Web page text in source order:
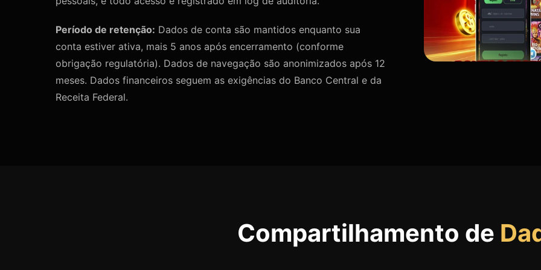
Período de retenção: Dados de conta são mantidos enquanto sua
conta estiver ativa, mais 5 anos após encerramento (conforme
obrigação regulatória). Dados de navegação são anonimizados após 12
meses. Dados financeiros seguem as exigências do Banco Central e da
Receita Federal.
Compartilhamento de